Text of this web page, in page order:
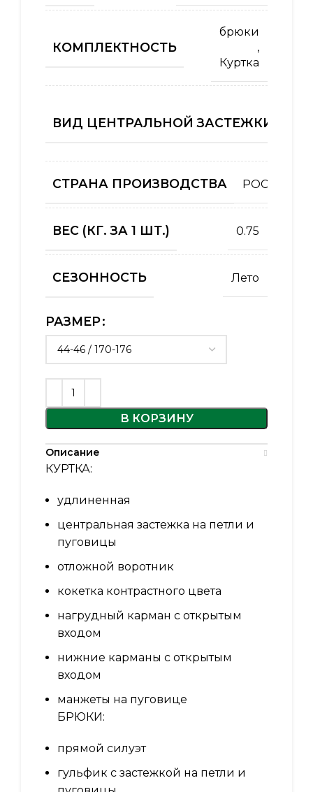
КОМПЛЕКТНОСТЬ
брюки
,
Куртка
ВИД ЦЕНТРАЛЬНОЙ ЗАСТЕЖКИ
СТРАНА ПРОИЗВОДСТВА РОССИЯ
ВЕС (КГ. ЗА 1 ШТ.) 0.75
СЕЗОННОСТЬ Лето
РАЗМЕР
В КОРЗИНУ
Описание
КУРТКА:
удлиненная
центральная застежка на петли и
пуговицы
отложной воротник
кокетка контрастного цвета
нагрудный карман с открытым
входом
нижние карманы с открытым
входом
манжеты на пуговице
БРЮКИ:
прямой силуэт
гульфик с застежкой на петли и